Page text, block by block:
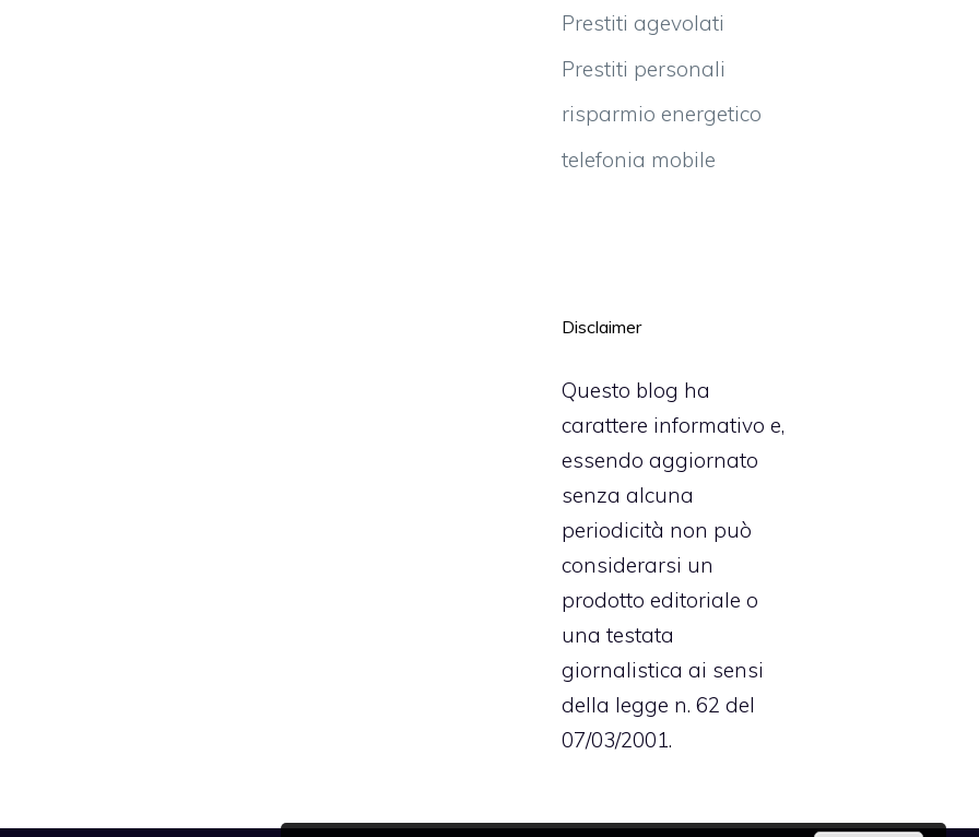
Prestiti agevolati
Prestiti personali
risparmio energetico
telefonia mobile
Disclaimer
Questo blog ha
carattere informativo e,
essendo aggiornato
senza alcuna
periodicità non può
considerarsi un
prodotto editoriale o
una testata
giornalistica ai sensi
della legge n. 62 del
07/03/2001.